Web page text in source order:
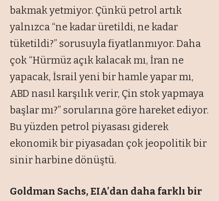
bakmak yetmiyor. Çünkü petrol artık
yalnızca “ne kadar üretildi, ne kadar
tüketildi?” sorusuyla fiyatlanmıyor. Daha
çok “Hürmüz açık kalacak mı, İran ne
yapacak, İsrail yeni bir hamle yapar mı,
ABD nasıl karşılık verir, Çin stok yapmaya
başlar mı?” sorularına göre hareket ediyor.
Bu yüzden petrol piyasası giderek
ekonomik bir piyasadan çok jeopolitik bir
sinir harbine dönüştü.
Goldman Sachs, EIA’dan daha farklı bir